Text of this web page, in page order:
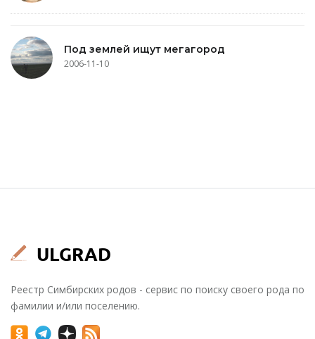
Под землей ищут мегагород
2006-11-10
Реестр Симбирских родов - сервис по поиску своего рода по
фамилии и/или поселению.